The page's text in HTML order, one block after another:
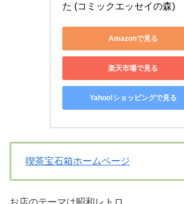
た (コミックエッセイの森)
Amazonで見る
楽天市場で見る
Yahoo!ショッピングで見る
喫茶宝石箱ホームページ